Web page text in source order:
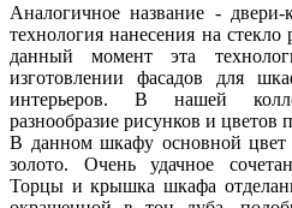
Аналогичное название -
технология нанесения на
данный момент эта
изготовлении фасадов для
интерьеров. В нашей
разнообразие рисунков и цветов
В данном шкафу основной цвет
золото. Очень удачное
Торцы и крышка шкафа